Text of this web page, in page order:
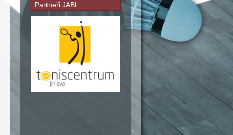
Partneři JABL